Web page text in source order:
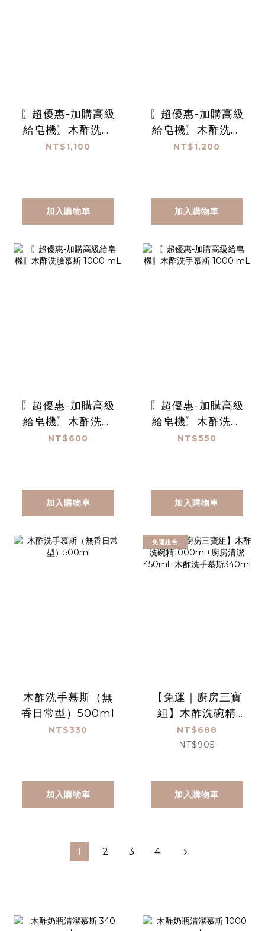
〖超優惠-加購高級
給皂機〗木酢洗手
慕斯 1000 mL*2
NT$1,100
加入購物車
〖超優惠-加購高級
給皂機〗木酢洗臉
慕斯 1000 mL*2
NT$1,200
加入購物車
〖超優惠-加購高級
給皂機〗木酢洗臉
慕斯 1000 mL
NT$600
加入購物車
〖超優惠-加購高級
給皂機〗木酢洗手
慕斯 1000 mL
NT$550
加入購物車
木酢洗手慕斯（無
香日常型）500ml
NT$330
加入購物車
免運組合
【免運｜廚房三寶
組】木酢洗碗精
1000ml+廚房清潔
450ml+木酢洗手
NT$688
NT$905
加入購物車
1 2 3 4